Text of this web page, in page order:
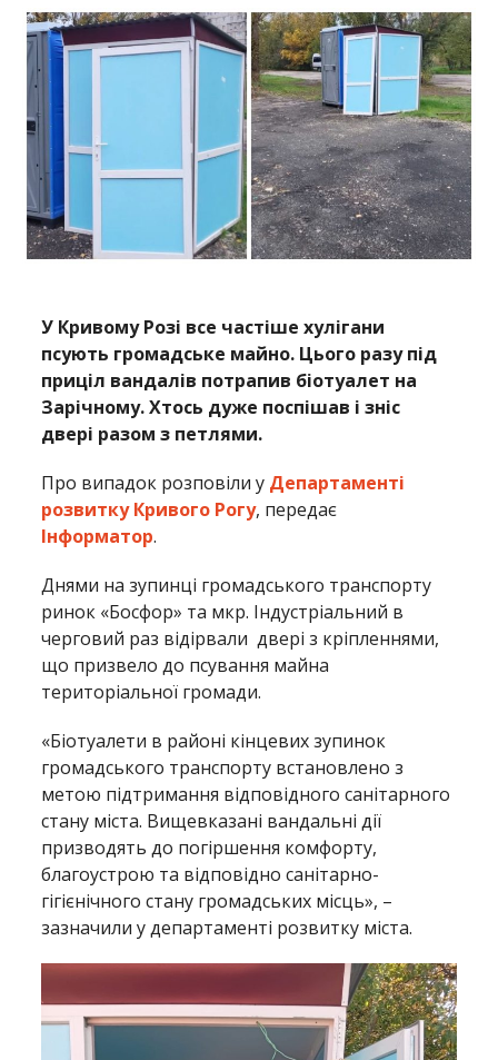
У Кривому Розі все частіше хулігани
псують громадське майно. Цього разу під
приціл вандалів потрапив біотуалет на
Зарічному. Хтось дуже поспішав і зніс
двері разом з петлями.
Про випадок розповіли у Департаменті
розвитку Кривого Рогу, передає
Інформатор.
Днями на зупинці громадського транспорту
ринок «Босфор» та мкр. Індустріальний в
черговий раз відірвали двері з кріпленнями,
що призвело до псування майна
територіальної громади.
«Біотуалети в районі кінцевих зупинок
громадського транспорту встановлено з
метою підтримання відповідного санітарного
стану міста. Вищевказані вандальні дії
призводять до погіршення комфорту,
благоустрою та відповідно санітарно-
гігієнічного стану громадських місць», –
зазначили у департаменті розвитку міста.